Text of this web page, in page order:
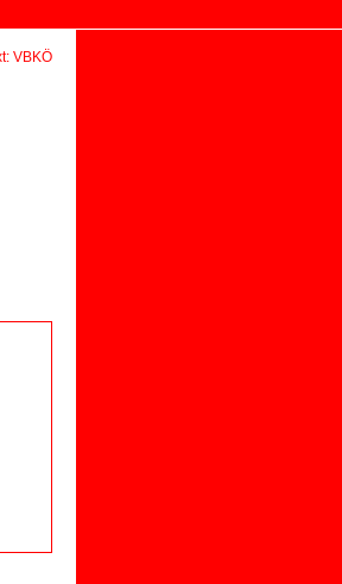
VBKÖ